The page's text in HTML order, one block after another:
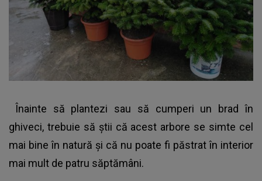
Înainte să plantezi sau să cumperi un brad în
ghiveci, trebuie să ştii că acest arbore se simte cel
mai bine în natură şi că nu poate fi păstrat în interior
mai mult de patru săptămâni.